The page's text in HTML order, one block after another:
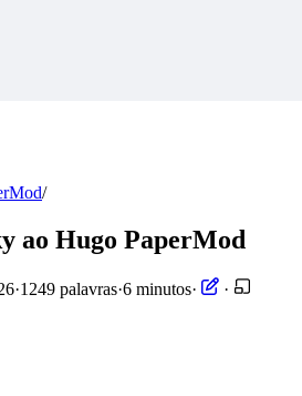
/
ao Hugo PaperMod
·1249 palavras·6 minutos·
·